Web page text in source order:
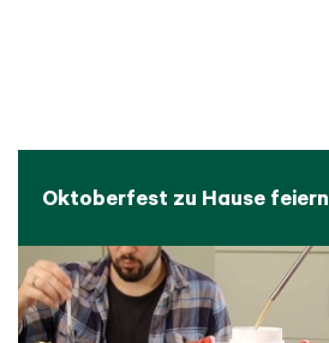
Oktoberfest zu Hause feiern